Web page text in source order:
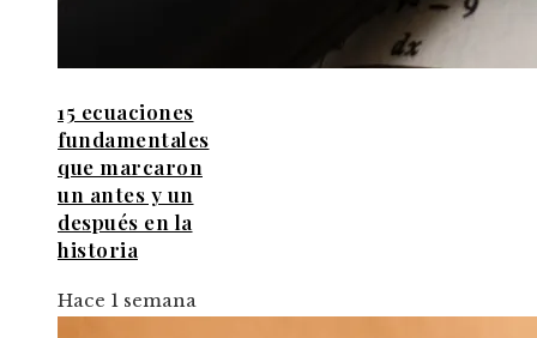
15 ecuaciones
fundamentales
que marcaron
un antes y un
después en la
historia
Hace 1 semana